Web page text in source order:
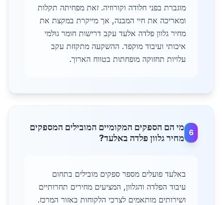
מוגברת בפני חלודה וקורוזיה. זאת מפחיתה תקלות
ומאריכה את חיי המבנה, אך מייקרת במקצת את
מחיר גלוון פלדה אלעד עקב דרישות חומר גולמי
איכותי ועיבוד מוקפד. ההשקעה מתקזזת עקב
עלויות תחזוקה מופחתות בטווח הארוך.
6
מי הם הספקים המקומיים המובילים המספקים
מחיר גלוון פלדה באלעד?
באלעד פועלים מספר ספקים מובילים בתחום
עיבוד הפלדה והגלוון, המציעים מחירים תחרותיים
ושירותים מותאמים לצרכי הלקוחות באזור המרכז.